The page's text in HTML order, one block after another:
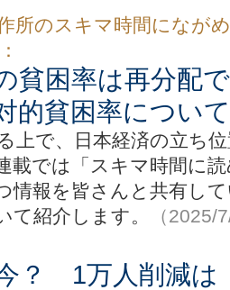
所のスキマ時間になが
貧困率は再分配
貧困率につい
上で、日本経済の立ち
載では「スキマ時間に
情報を皆さんと共有し
て紹介します。
（2025/
？ 1万人削減は